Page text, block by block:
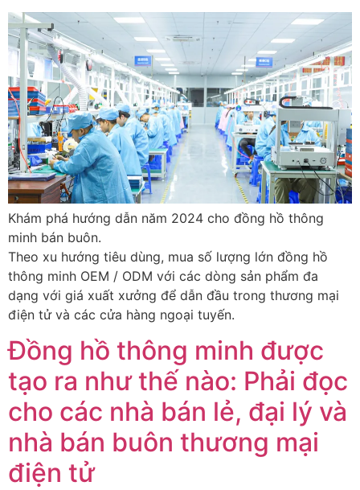
Khám phá hướng dẫn năm 2024 cho đồng hồ thông
minh bán buôn.
Theo xu hướng tiêu dùng, mua số lượng lớn đồng hồ
thông minh OEM / ODM với các dòng sản phẩm đa
dạng với giá xuất xưởng để dẫn đầu trong thương mại
điện tử và các cửa hàng ngoại tuyến.
Đồng hồ thông minh được
tạo ra như thế nào: Phải đọc
cho các nhà bán lẻ, đại lý và
nhà bán buôn thương mại
điện tử